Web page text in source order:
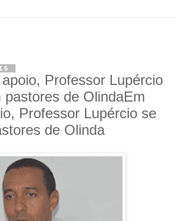
Professor Lupércio
pastores de OlindaEm
Professor Lupércio se
de Olinda